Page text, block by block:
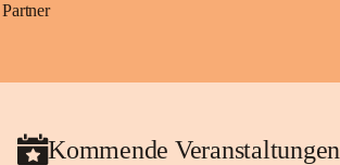
Partner
Kommende Veranstaltungen